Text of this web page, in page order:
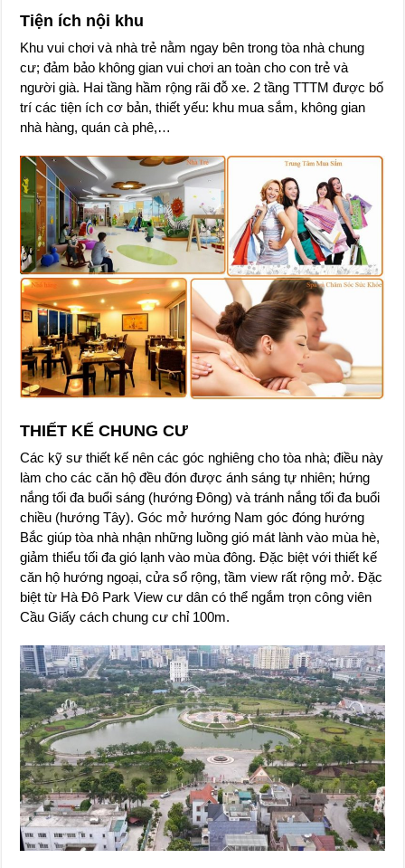
Tiện ích nội khu
Khu vui chơi và nhà trẻ nằm ngay bên trong tòa nhà chung
cư; đảm bảo không gian vui chơi an toàn cho con trẻ và
người già. Hai tầng hầm rộng rãi đỗ xe. 2 tầng TTTM được bố
trí các tiện ích cơ bản, thiết yếu: khu mua sắm, không gian
nhà hàng, quán cà phê,…
THIẾT KẾ CHUNG CƯ
Các kỹ sư thiết kế nên các góc nghiêng cho tòa nhà; điều này
làm cho các căn hộ đều đón được ánh sáng tự nhiên; hứng
nắng tối đa buổi sáng (hướng Đông) và tránh nắng tối đa buổi
chiều (hướng Tây). Góc mở hướng Nam góc đóng hướng
Bắc giúp tòa nhà nhận những luồng gió mát lành vào mùa hè,
giảm thiểu tối đa gió lạnh vào mùa đông. Đặc biệt với thiết kế
căn hộ hướng ngoại, cửa sổ rộng, tầm view rất rộng mở. Đặc
biệt từ Hà Đô Park View cư dân có thể ngắm trọn công viên
Cầu Giấy cách chung cư chỉ 100m.